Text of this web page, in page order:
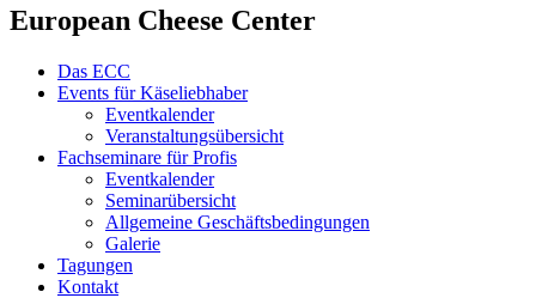
European Cheese Center
Das ECC
Events für Käseliebhaber
Eventkalender
Veranstaltungsübersicht
Fachseminare für Profis
Eventkalender
Seminarübersicht
Allgemeine Geschäftsbedingungen
Galerie
Tagungen
Kontakt